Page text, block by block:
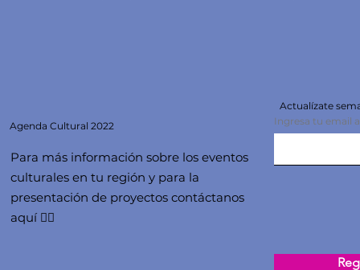
Agenda Cultural 2022
Para más información sobre los eventos
culturales en tu región y para la
presentación de proyectos contáctanos
aquí 👇🏻
Actualízate
Ingresa tu email